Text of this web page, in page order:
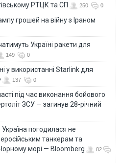
РТЦК та СП
250 0
грошей на війну з Іраном
Україні ракети для
149 0
у використанні Starlink для
137 0
під час виконання бойового
ЗСУ — загинув 28-річний
погодилася не
танкерам та
морі — Bloomberg
82